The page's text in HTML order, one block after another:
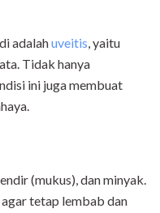
adalahuveitis, yaitu
Tidak hanya
ini juga membuat
(mukus), dan minyak.
tetap lembab dan